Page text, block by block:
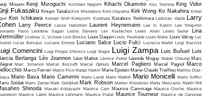
Misumi Kenji Mizoguchi Kichitaro Negishi Kihachi Okamoto Kiju Yoshida King Vidor
Fukasaku Kinuyo Tanaka Kira Mouratova Kirio Urayama Kirk Wong Ko Nakahira Kohei
Kon Ichikawa Konrad Wolf Koreyoshi Kurahara Kozaburo Yoshimura Ladislao Vajda Larry
Larry Peerce Lasse Hallström Laurent Heynemann Lee H. Katzin Lee Yong-min
Favio
Leontine Sagan Leslie Stevens Lev Koulechov Lewis Allen Lewis Seiler
Lina
Lindsey C. Vickers Lino Brocka Louis Daquin Louis Feuillade Louis Malle Louis Valray Luc
Lucas Belvaux Luciano Emmer Luciano Salce Lucio Fulci Lucrecia Martel Luigi Bazzoni
Comencini Luigi Filippo D'Amico Luigi Magni Luigi Zampa Luis Buñuel
Luis
Berlanga Léo Joannon Léon Mathot Léonce Perret Léonide Moguy Mabel Cheung Marc
Marc Simenon Marcel Bozzuffi Marcel Ophuls Marcel Pagliero Marcel Pagnol
Marco
Marco Ferreri Marco Pico Margo Harkin Marie Epstein Marie-Claude Treilhou Marilou Diaz-
Mario Bava Mario Camerini Mario Landi Mario Mattoli Mario Monicelli Mario Soffici
Soldati Mario Zampi Mark Goldblatt Mark Robson Marlen Khoutsiev Marta Meszaros Martin Ritt
Shinoda Masaki Kobayashi Maurice Cam Maurice Cammage Maurice Cloche Maurice
Maurice Labro Maurice Lehmann Maurice Pialat Maurice Tourneur Maurice de Canonge